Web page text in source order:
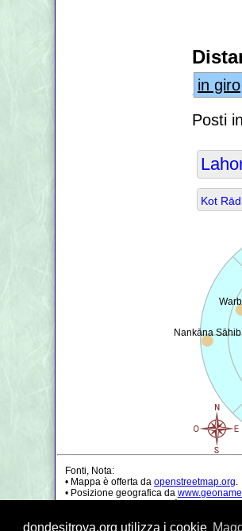
dondesitrova.org utilizza i cookie
in giro
Posti
Kot
Nankāna Sāhib
Fonti, Nota:
• Mappa è offerta da openstreetmap.org.
• Posizione geografica da